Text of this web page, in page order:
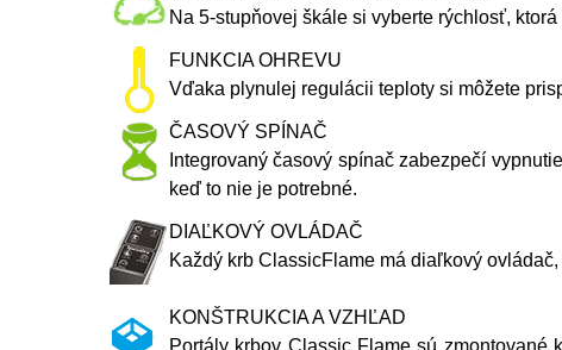
Na 5-stupňovej škále si vyberte rýchlosť,
FUNKCIA OHREVU
Vďaka plynulej regulácii teploty si môžete
ČASOVÝ SPÍNAČ
Integrovaný časový spínač zabezpečí
keď to nie je potrebné.
DIAĽKOVÝ OVLÁDAČ
Každý krb ClassicFlame má diaľkový
KONŠTRUKCIA A VZHĽAD
Portály krbov Classic Flame sú zmontované